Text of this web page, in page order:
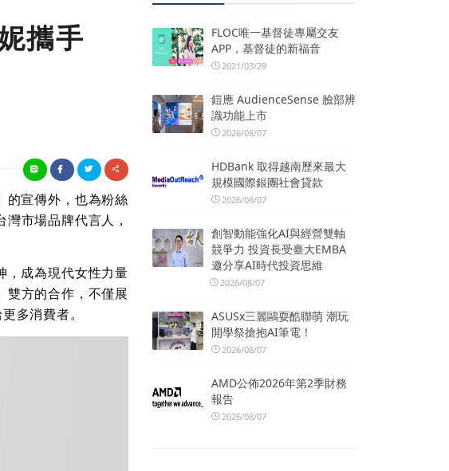
攜手
的宣傳外，也為粉絲
市場品牌代言人，
，成為現代女性力量
雙方的合作，不僅展
多消費者。
FLOC唯一基督徒專屬交友
APP，基督徒的新福音
2021/03/29
鎧應 AudienceSense 臉部辨
識功能上市
2026/08/07
HDBank 取得越南歷來最大
規模國際銀團社會貸款
2026/08/07
創智動能強化AI與經營雙軸
競爭力 投資長受臺大EMBA
邀分享AI時代投資思維
2026/08/07
ASUSx三麗鷗耍酷聯萌 潮玩
開學祭搶抱AI筆電！
2026/08/07
AMD公佈2026年第2季財務
報告
2026/08/07